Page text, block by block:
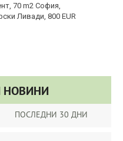
70 m2 София,
Ливади, 800 EUR
НОВИНИ
ПОСЛЕДНИ 30 ДНИ